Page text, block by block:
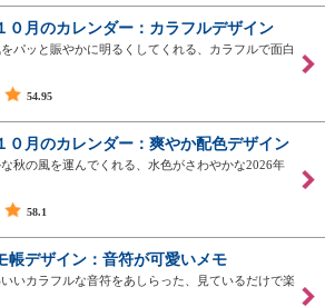
０月のカレンダー：カラフルデザイン
パッと賑やかに明るくしてくれる、カラフルで面白
54.95
０月のカレンダー：爽やか配色デザイン
秋の風を運んでくれる、水色がさわやかな2026年
58.1
帳デザイン：音符が可愛いメモ
いカラフルな音符をあしらった、見ているだけで楽